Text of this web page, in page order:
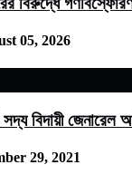
05, 2026
বিদায়ী জেনারেল
29, 2021